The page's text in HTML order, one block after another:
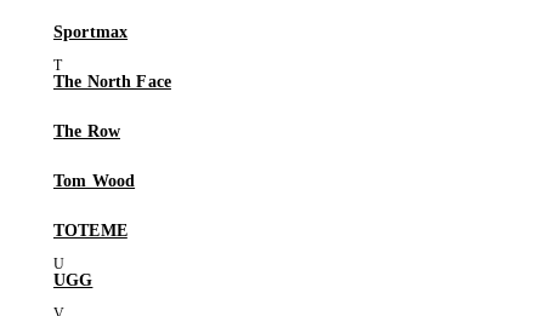
Sportmax
The North Face
The Row
Tom Wood
TOTEME
UGG